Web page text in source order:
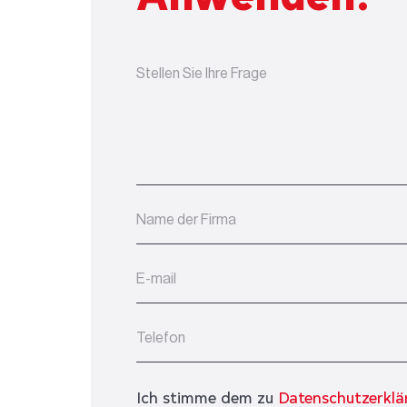
Ich stimme dem zu